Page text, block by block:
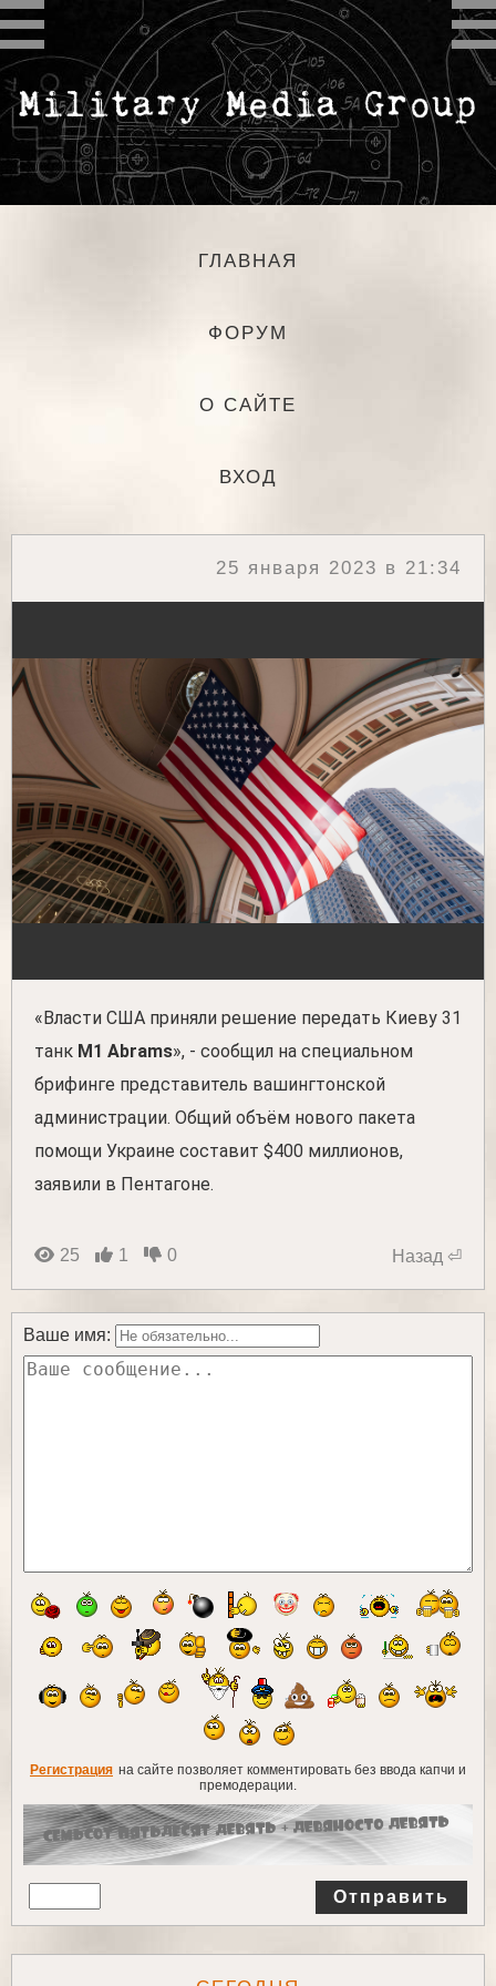
ГЛАВНАЯ
ФОРУМ
О САЙТЕ
ВХОД
25 января 2023 в 21:34
«Власти США приняли решение передать Киеву 31
танк M1 Abrams», - сообщил на специальном
брифинге представитель вашингтонской
администрации. Общий объём нового пакета
помощи Украине составит $400 миллионов,
заявили в Пентагоне.
25 1 0 Назад ⏎
Ваше имя:
Регистрация на сайте позволяет комментировать без ввода капчи и
премодерации.
Отправить